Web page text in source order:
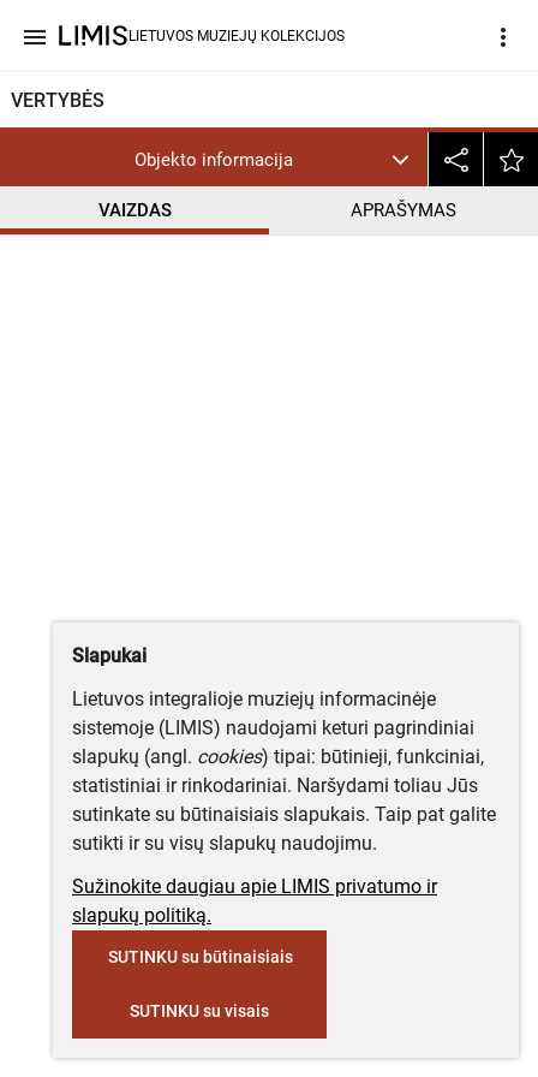
menu LIETUVOS MUZIEJŲ KOLEKCIJOS more_vert
VERTYBĖS
Objekto informacija
VAIZDAS APRAŠYMAS
CC BY-NC-ND
Slapukai
Lietuvos integralioje muziejų informacinėje
sistemoje (LIMIS) naudojami keturi pagrindiniai
slapukų (angl. cookies) tipai: būtinieji, funkciniai,
statistiniai ir rinkodariniai. Naršydami toliau Jūs
sutinkate su būtinaisiais slapukais. Taip pat galite
sutikti ir su visų slapukų naudojimu.
Sužinokite daugiau apie LIMIS privatumo ir
slapukų politiką.
SUTINKU su būtinaisiais
SUTINKU su visais